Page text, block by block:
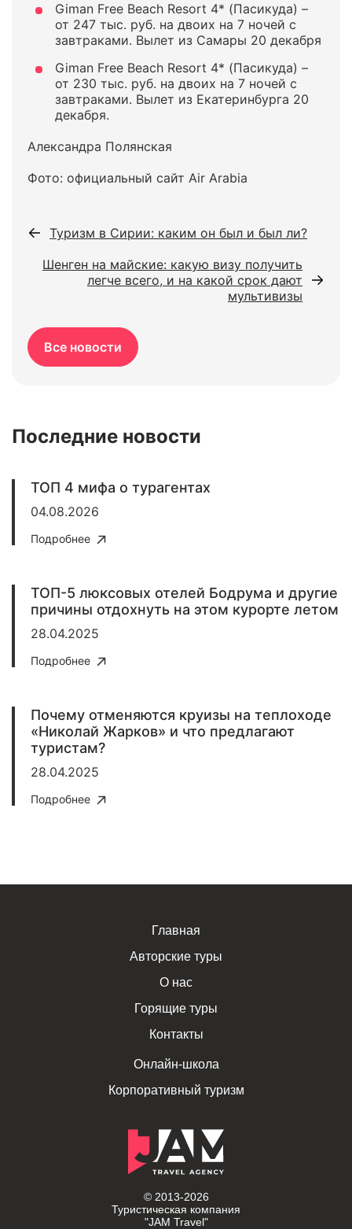
Giman Free Beach Resort 4* (Пасикуда) –
от 247 тыс. руб. на двоих на 7 ночей с
завтраками. Вылет из Самары 20 декабря
Giman Free Beach Resort 4* (Пасикуда) –
от 230 тыс. руб. на двоих на 7 ночей с
завтраками. Вылет из Екатеринбурга 20
декабря.
Александра Полянская
Фото: официальный сайт Air Arabia
Туризм в Сирии: каким он был и был ли?
Шенген на майские: какую визу получить
легче всего, и на какой срок дают
мультивизы
Все новости
Последние новости
ТОП 4 мифа о турагентах
04.08.2026
Подробнее
ТОП-5 люксовых отелей Бодрума и другие
причины отдохнуть на этом курорте летом
28.04.2025
Подробнее
Почему отменяются круизы на теплоходе
«Николай Жарков» и что предлагают
туристам?
28.04.2025
Подробнее
© 2013-2026
Туристическая компания
"JAM Travel"
Главная
Авторские туры
О нас
Горящие туры
Контакты
Онлайн-школа
Корпоративный туризм